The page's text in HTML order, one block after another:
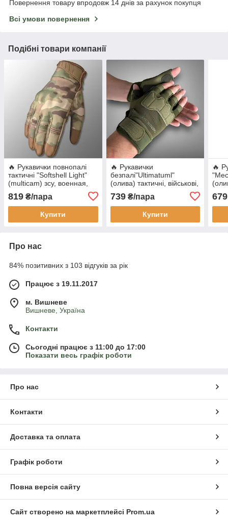
Повернення товару впродовж 14 днів за рахунок покупця
Всі умови повернення
Подібні товари компанії
🔥 Рукавички повнопалі
тактичні "Softshell Light"
(multicam) зсу, военная,
тактическая
819 ₴/пара
Купити
🔥 Рукавички
безпалі"Ultimatuml"
(олива) тактичні, військові,
739₴/пара
Купити
🔥
679
Про нас
84% позитивних з 103 відгуків за рік
Працює з 19.11.2017
м. Вишневе
Вишневе, Україна
Контакти
Сьогодні працює з 11:00 до 17:00
Показати весь графік роботи
Про нас
Контакти
Доставка та оплата
Графік роботи
Повна версія сайту
Сайт створено на маркетплейсі Prom.ua